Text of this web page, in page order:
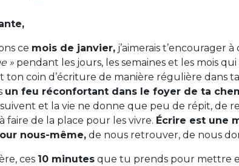
ce mois de janvier, j’aimerais t’encourager
» pendant les jours, les semaines et les mois
ton coin d’écriture de manière régulière dans ta
un feu réconfortant dans le foyer de ta
suivent et la vie ne donne que peu de répit, de
faire de la place pour les vivre. Écrire est une
nous-même, de nous retrouver, de nous
ces 10 minutes que tu prends pour mettre